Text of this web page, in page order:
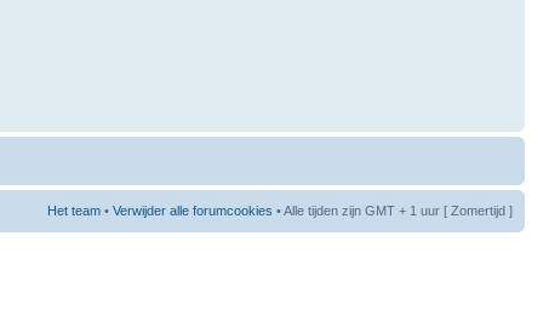
Het team • Verwijder alle forumcookies • Alle tijden zijn GMT + 1 uur [ Zomertijd ]